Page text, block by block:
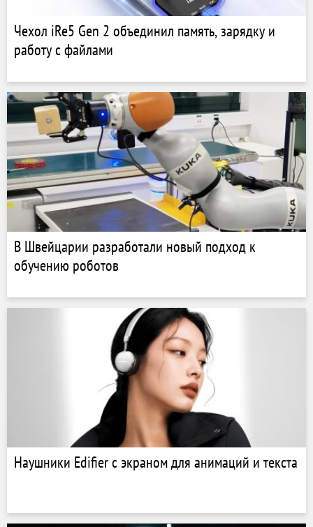
Чехол iRe5 Gen 2 объединил память, зарядку и
работу с файлами
В Швейцарии разработали новый подход к
обучению роботов
Наушники Edifier с экраном для анимаций и текста